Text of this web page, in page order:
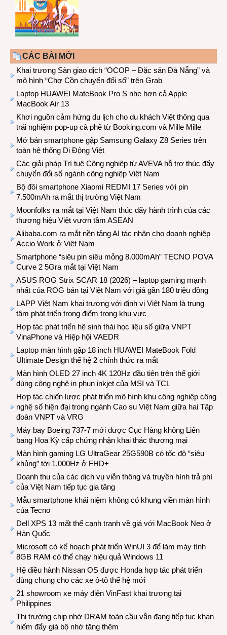
CÁC BÀI MỚI
Khai trương Sàn giao dịch “OCOP – Đặc sản Đà Nẵng” và
mô hình “Chợ Cồn chuyển đổi số” trên Grab
Laptop HUAWEI MateBook Pro S nhẹ hơn cả Apple
MacBook Air 13
Khơi nguồn cảm hứng du lịch cho du khách Việt thông qua
trải nghiệm pop-up cà phê từ Booking.com và Mille Mille
Mở bán smartphone gập Samsung Galaxy Z8 Series trên
toàn hệ thống Di Động Việt
Các giải pháp Trí tuệ Công nghiệp từ AVEVA hỗ trợ thúc đẩy
chuyển đổi số ngành công nghiệp Việt Nam
Bộ đôi smartphone Xiaomi REDMI 17 Series với pin
7.500mAh ra mắt thị trường Việt Nam
Moonfolks ra mắt tại Việt Nam thúc đẩy hành trình của các
thương hiệu Việt vươn tầm ASEAN
Alibaba.com ra mắt nền tảng AI tác nhân cho doanh nghiệp
Accio Work ở Việt Nam
Smartphone “siêu pin siêu mỏng 8.000mAh” TECNO POVA
Curve 2 5Gra mắt tại Việt Nam
ASUS ROG Strix SCAR 18 (2026) – laptop gaming mạnh
nhất của ROG bán tại Việt Nam với giá gần 180 triệu đồng
LAPP Việt Nam khai trương với định vị Việt Nam là trung
tâm phát triển trọng điểm trong khu vực
Hợp tác phát triển hệ sinh thái học liệu số giữa VNPT
VinaPhone và Hiệp hội VAEDR
Laptop màn hình gập 18 inch HUAWEI MateBook Fold
Ultimate Design thế hệ 2 chính thức ra mắt
Màn hình OLED 27 inch 4K 120Hz đầu tiên trên thế giới
dùng công nghệ in phun inkjet của MSI và TCL
Hợp tác chiến lược phát triển mô hình khu công nghiệp công
nghệ số hiện đại trong ngành Cao su Việt Nam giữa hai Tập
đoàn VNPT và VRG
Máy bay Boeing 737-7 mới được Cục Hàng không Liên
bang Hoa Kỳ cấp chứng nhận khai thác thương mại
Màn hình gaming LG UltraGear 25G590B có tốc độ “siêu
khủng” tới 1.000Hz ở FHD+
Doanh thu của các dịch vụ viễn thông và truyền hình trả phí
của Việt Nam tiếp tục gia tăng
Mẫu smartphone khái niệm không có khung viền màn hình
của Tecno
Dell XPS 13 mất thế cạnh tranh về giá với MacBook Neo ở
Hàn Quốc
Microsoft có kế hoạch phát triển WinUI 3 để làm máy tính
8GB RAM có thể chạy hiệu quả Windows 11
Hệ điều hành Nissan OS được Honda hợp tác phát triển
dùng chung cho các xe ô-tô thế hệ mới
21 showroom xe máy điện VinFast khai trương tại
Philippines
Thị trường chip nhớ DRAM toàn cầu vẫn đang tiếp tục khan
hiếm đẩy giá bộ nhớ tăng thêm